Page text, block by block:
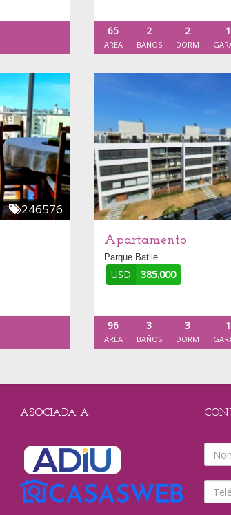
65
AREA
2
BAÑOS
2
DORM
1
246576
Apartamento
Parque Batlle
USD 385.000
96
AREA
3
BAÑOS
3
DORM
1
ASOCIADA A